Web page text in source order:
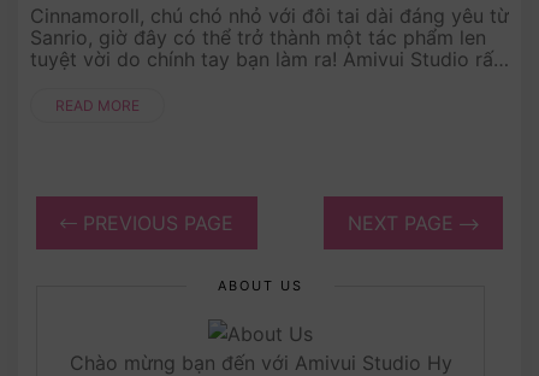
Cinnamoroll, chú chó nhỏ với đôi tai dài đáng yêu từ
Sanrio, giờ đây có thể trở thành một tác phẩm len
tuyệt vời do chính tay bạn làm ra! Amivui Studio rất
Cinnamoroll. Hãy ....
READ MORE
PREVIOUS PAGE NEXT PAGE
ABOUT US
Chào mừng bạn đến với Amivui Studio Hy